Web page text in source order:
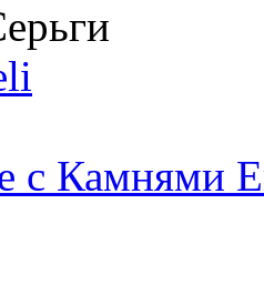
с Камнями